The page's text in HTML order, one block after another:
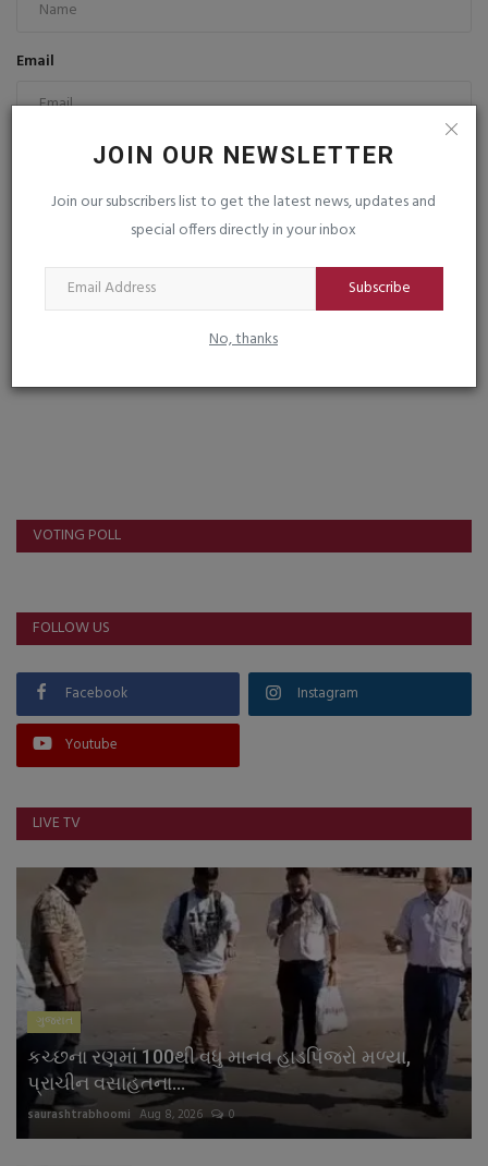
JOIN OUR NEWSLETTER
Join our subscribers list to get the latest news, updates and
special offers directly in your inbox
Subscribe
No, thanks
Email
VOTING POLL
FOLLOW US
Facebook Instagram
Youtube
LIVE TV
ગુજરાત
કચ્છના રણમાં 100થી વધુ માનવ હાડપિંજરો મળ્યા,
પ્રાચીન વસાહતના...
saurashtrabhoomi Aug 8, 2026 0